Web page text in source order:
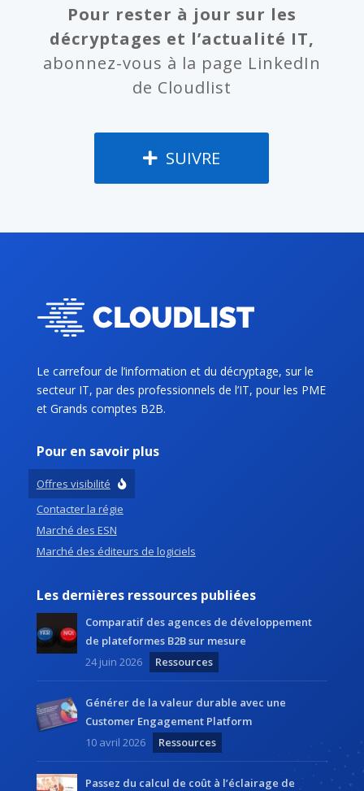
Pour rester à jour sur les
décryptages et l’actualité IT,
abonnez-vous à la page LinkedIn
de Cloudlist
SUIVRE
Le carrefour de l’information et du décryptage, sur le
secteur IT, par des professionnels de l’IT, pour les PME
et Grands comptes B2B.
Pour en savoir plus
Offres visibilité
Contacter la régie
Marché des ESN
Marché des éditeurs de logiciels
Les dernières ressources publiées
Comparatif des agences de développement
de plateformes B2B sur mesure
24 juin 2026
Ressources
Générer de la valeur durable avec une
Customer Engagement Platform
10 avril 2026
Ressources
Passez du calcul de coût à l’éclairage de